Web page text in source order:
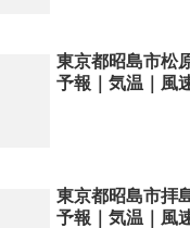
東京都昭島市松
予報｜気温｜風
東京都昭島市拝
予報｜気温｜風